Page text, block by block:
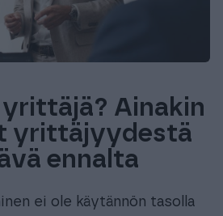
Ainakin
yrittäjyydestä
ennalta
ei ole käytännön tasolla